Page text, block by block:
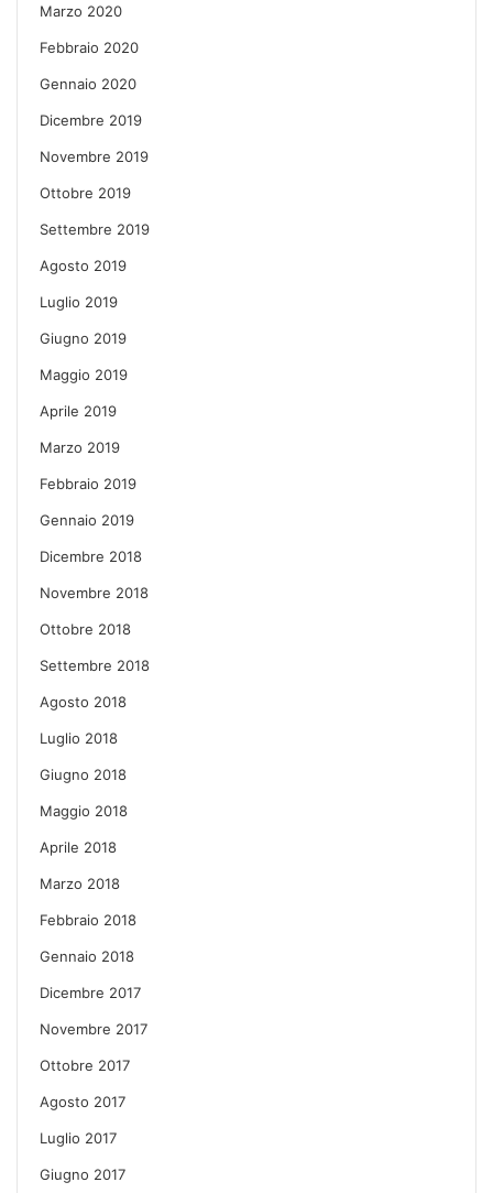
Marzo 2020
Febbraio 2020
Gennaio 2020
Dicembre 2019
Novembre 2019
Ottobre 2019
Settembre 2019
Agosto 2019
Luglio 2019
Giugno 2019
Maggio 2019
Aprile 2019
Marzo 2019
Febbraio 2019
Gennaio 2019
Dicembre 2018
Novembre 2018
Ottobre 2018
Settembre 2018
Agosto 2018
Luglio 2018
Giugno 2018
Maggio 2018
Aprile 2018
Marzo 2018
Febbraio 2018
Gennaio 2018
Dicembre 2017
Novembre 2017
Ottobre 2017
Agosto 2017
Luglio 2017
Giugno 2017